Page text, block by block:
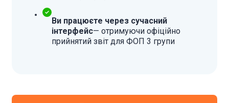
Ви працюєте через сучасний
інтерфейс— отримуючи офіційно
прийнятий звіт для ФОП 3 групи